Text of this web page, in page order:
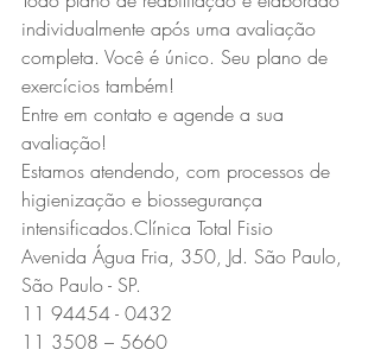
individualmente após uma avaliação
completa. Você é único. Seu plano de
exercícios também!
Entre em contato e agende a sua
avaliação!
Estamos atendendo, com processos de
higienização e biossegurança
intensificados.Clínica Total Fisio
Avenida Água Fria, 350, Jd. São Paulo,
São Paulo - SP.
11 94454 - 0432
11 3508 – 5660